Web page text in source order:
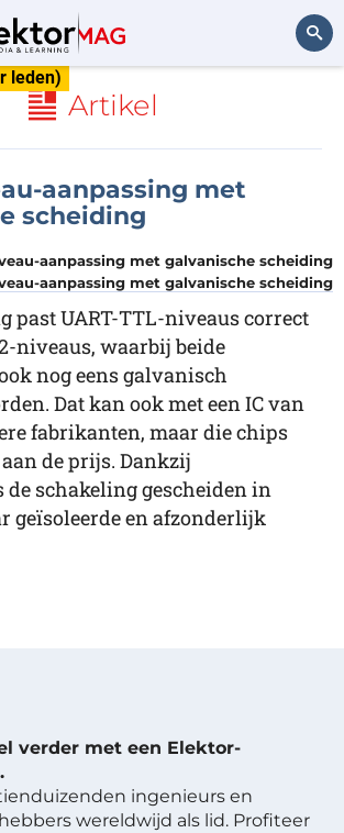
leden)
Artikel
aanpassing met
scheiding
aanpassing met galvanische scheiding
past UART-TTL-niveaus correct
niveaus, waarbij beide
nog eens galvanisch
Dat kan ook met een IC van
fabrikanten, maar die chips
de prijs. Dankzij
de schakeling gescheiden in
geïsoleerde en afzonderlijk
verder met een Elektor-
ingenieurs en
wereldwijd als lid. Profiteer